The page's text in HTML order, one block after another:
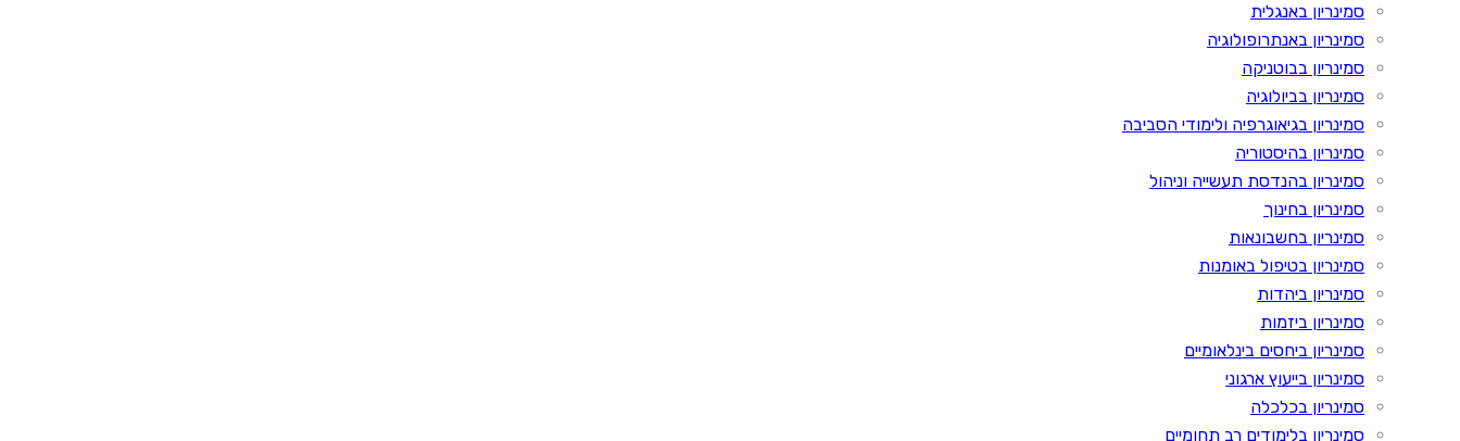
סמינריון באנגלית
סמינריון באנתרופולוגיה
סמינריון בבוטניקה
סמינריון בביולוגיה
סמינריון בגיאוגרפיה ולימודי הסביבה
סמינריון בהיסטוריה
סמינריון בהנדסת תעשייה וניהול
סמינריון בחינוך
סמינריון בחשבונאות
סמינריון בטיפול באומנות
סמינריון ביהדות
סמינריון ביזמות
סמינריון ביחסים בינלאומיים
סמינריון בייעוץ ארגוני
סמינריון בכלכלה
סמינריון בלימודים רב תחומיים